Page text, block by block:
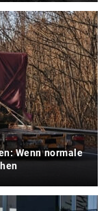
Wenn normale